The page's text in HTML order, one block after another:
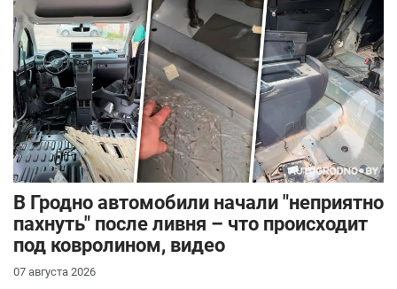
В Гродно автомобили начали "неприятно
пахнуть" после ливня – что происходит
под ковролином, видео
07 августа 2026